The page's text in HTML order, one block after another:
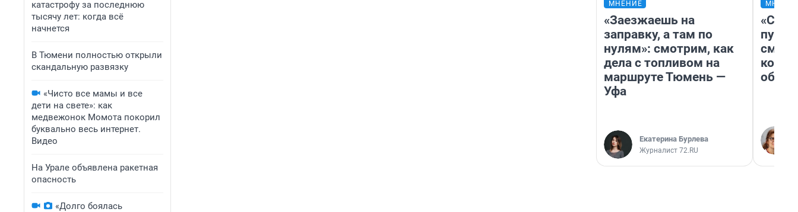
катастрофу за последнюю
тысячу лет: когда всё
начнется
В Тюмени полностью открыли
скандальную развязку
«Чисто все мамы и все
дети на свете»: как
медвежонок Момота покорил
буквально весь интернет.
Видео
На Урале объявлена ракетная
опасность
«Долго боялась
МНЕНИЕ
«Заезжаешь на
заправку, а там по
нулям»: смотрим, как
дела с топливом на
маршруте Тюмень —
Уфа
Екатерина Бурлева
Журналист 72.RU